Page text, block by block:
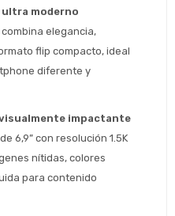
ultra moderno
combina elegancia,
flip compacto, ideal
diferente y
impactante
6,9” con resolución 1.5K
nítidas, colores
para contenido